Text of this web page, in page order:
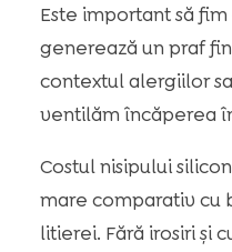
Este important să
generează un praf
contextul alergiilor
ventilăm încăperea
Costul nisipului
mare comparativ cu
litierei. Fără irosiri și